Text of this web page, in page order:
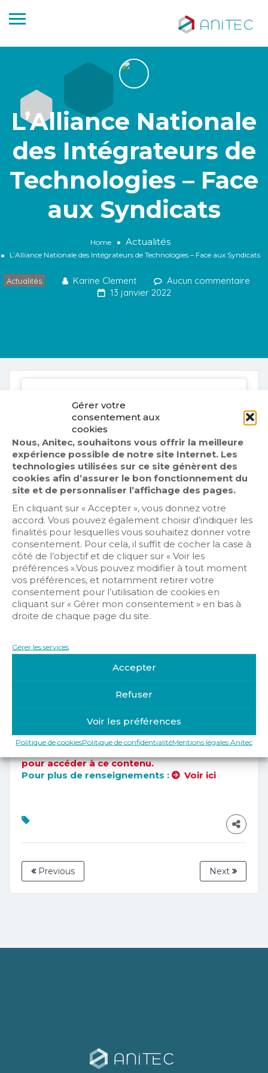
Gérer votre
consentement aux
cookies
Nous, Anitec, souhaitons vous offrir la meilleure
expérience possible de notre site Internet. Les
technologies utilisées sur ce site génèrent des
cookies afin d’assurer le bon fonctionnement du
site et de personnaliser l’affichage des pages.
En cliquant sur « Accepter », vous donnez votre
accord. Vous pouvez également choisir d’indiquer les
finalités pour lesquelles vous souhaitez donner votre
consentement. Pour cela, il suffit de cocher la case à
côté de l’objectif et de cliquer sur « Voir les
préférences ».Vous pouvez modifier à tout moment
vos préférences, et notamment retirer votre
consentement pour l’utilisation de cookies en
cliquant sur « Gérer mon consentement » en bas à
droite de chaque page du site.
Gérer les services
Accepter
Refuser
Voir les préférences
Politique de cookiesPolitique de confidentialitéMentions légales Anitec
L’Alliance Nationale
des Intégrateurs de
Technologies – Face
aux Syndicats
Home Actualités
L’Alliance Nationale des Intégrateurs de Technologies – Face aux Syndicats
Actualités Karine Clement
Aucun commentaire
13 janvier 2022
Tweets by fr_anitec
Cliquez sur « J’accepte » pour activer
Twitter
Politique de cookies
J’accepte
VOUS N’ÊTES
PAS AUTORISÉ
POUR AVOIR
ACCÈS À CES
INFORMATIONS.
pour accéder à ce contenu.
Pour plus de renseignements :
Voir ici
Previous Next